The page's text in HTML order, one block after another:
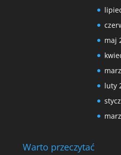
maj
luty
Warto przeczytać